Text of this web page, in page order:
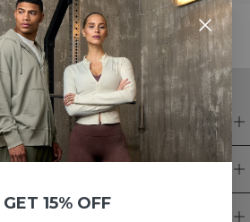
STYLE WITH
GET 15% OFF